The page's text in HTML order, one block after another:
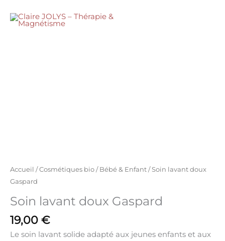
contenu
Accueil /Cosmétiques bio/Bébé & Enfant/ Soin lavant doux
Gaspard
Soin lavant doux Gaspard
19,00 €
Le soin lavant solide adapté aux jeunes enfants et aux
lavant
doux